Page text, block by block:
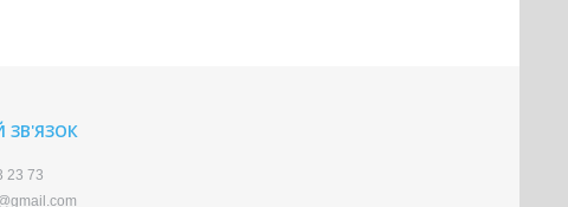
ЗВ'ЯЗОК
23 73